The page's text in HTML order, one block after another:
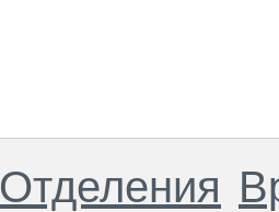
Отделения